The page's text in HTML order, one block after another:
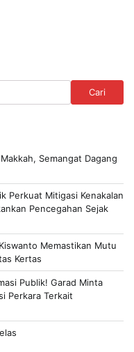
Cari
Semangat Dagang
Perkuat Mitigasi Kenakalan
Pencegahan Sejak
Memastikan Mutu
Kertas
Publik! Garad Minta
Perkara Terkait